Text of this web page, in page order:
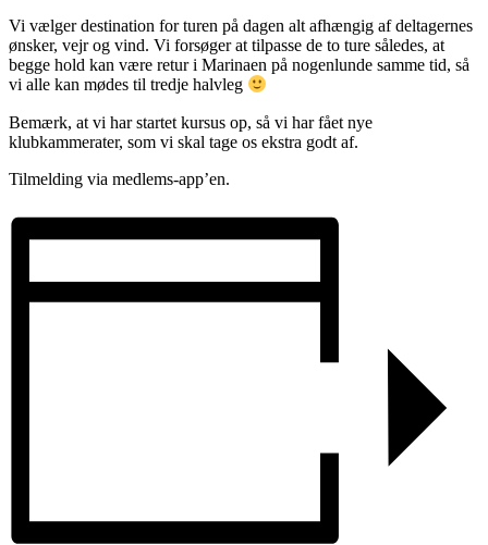
Vi vælger destination for turen på dagen alt afhængig af deltagernes
ønsker, vejr og vind. Vi forsøger at tilpasse de to ture således, at
begge hold kan være retur i Marinaen på nogenlunde samme tid, så
vi alle kan mødes til tredje halvleg
Bemærk, at vi har startet kursus op, så vi har fået nye
klubkammerater, som vi skal tage os ekstra godt af.
Tilmelding via medlems-app’en.